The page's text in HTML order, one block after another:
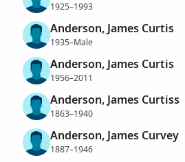
1925–1993
Anderson, James Curtis
1935–Male
Anderson, James Curtis
1956–2011
Anderson, James Curtiss
1863–1940
Anderson, James Curvey
1887–1946